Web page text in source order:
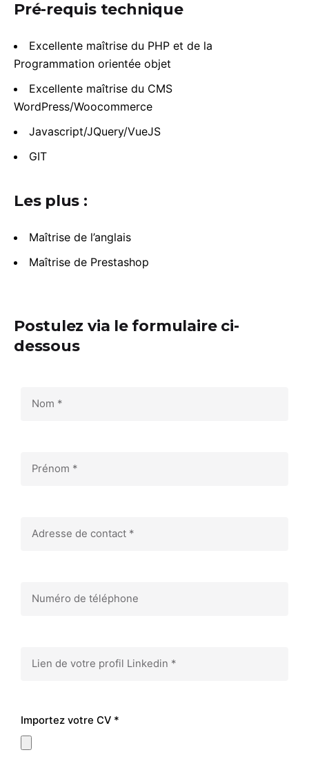
Pré-requis technique
Excellente maîtrise du PHP et de la
Programmation orientée objet
Excellente maîtrise du CMS
WordPress/Woocommerce
Javascript/JQuery/VueJS
GIT
Les plus :
Maîtrise de l’anglais
Maîtrise de Prestashop
Postulez via le formulaire ci-
dessous
Importez votre CV *